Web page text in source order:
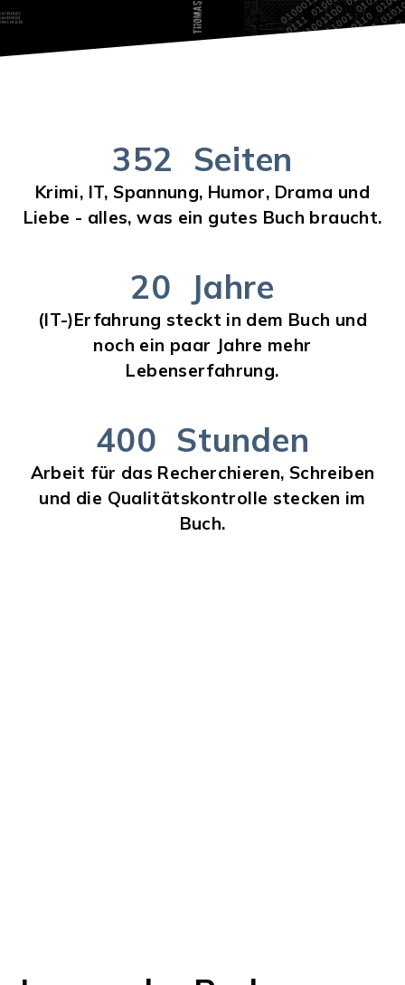
352 Seiten
Krimi, IT, Spannung, Humor, Drama und
Liebe - alles, was ein gutes Buch braucht.
20 Jahre
(IT-)Erfahrung steckt in dem Buch und
noch ein paar Jahre mehr
Lebenserfahrung.
400 Stunden
Arbeit für das Recherchieren, Schreiben
und die Qualitätskontrolle stecken im
Buch.